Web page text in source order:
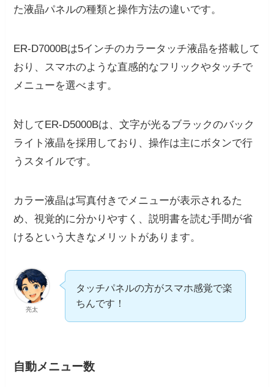
た液晶パネルの種類と操作方法の違いです。
ER-D7000Bは5インチのカラータッチ液晶を搭載して
おり、スマホのような直感的なフリックやタッチで
メニューを選べます。
対してER-D5000Bは、文字が光るブラックのバック
ライト液晶を採用しており、操作は主にボタンで行
うスタイルです。
カラー液晶は写真付きでメニューが表示されるた
め、視覚的に分かりやすく、説明書を読む手間が省
けるという大きなメリットがあります。
亮太
タッチパネルの方がスマホ感覚で楽
ちんです！
自動メニュー数